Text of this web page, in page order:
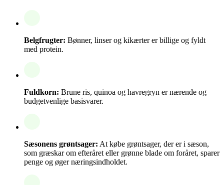
Belgfrugter: Bønner, linser og kikærter er billige og fyldt
med protein.
Fuldkorn: Brune ris, quinoa og havregryn er nærende og
budgetvenlige basisvarer.
Sæsonens grøntsager: At købe grøntsager, der er i sæson,
som græskar om efteråret eller grønne blade om foråret, sparer
penge og øger næringsindholdet.